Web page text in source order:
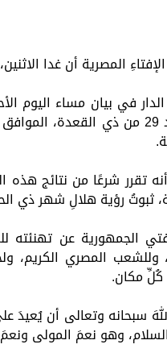
المصرية أن غدا الاثنين،
تقرر شرعًا من نتائج هذه
ثبوتُ رؤية هلالِ شهر ذي الحجة
الجمهورية عن تهنئته
وللشعب المصري الكريم،
مكان.
سبحانه وتعالى أن يُعيدَ
وهو نعمَ المولى ونعمَ
في بناء الدولة التنفيذ